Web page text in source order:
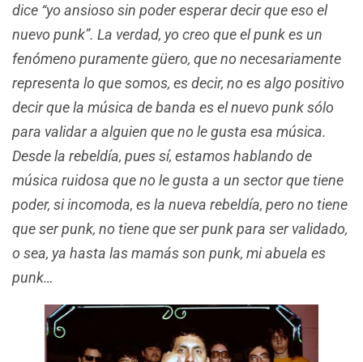
dice “yo ansioso sin poder esperar decir que eso el
nuevo punk”. La verdad, yo creo que el punk es un
fenómeno puramente güero, que no necesariamente
representa lo que somos, es decir, no es algo positivo
decir que la música de banda es el nuevo punk sólo
para validar a alguien que no le gusta esa música.
Desde la rebeldía, pues sí, estamos hablando de
música ruidosa que no le gusta a un sector que tiene
poder, si incomoda, es la nueva rebeldía, pero no tiene
que ser punk, no tiene que ser punk para ser validado,
o sea, ya hasta las mamás son punk, mi abuela es
punk…